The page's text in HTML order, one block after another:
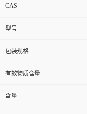
CAS
型号
包装规格
有效物质含量
含量